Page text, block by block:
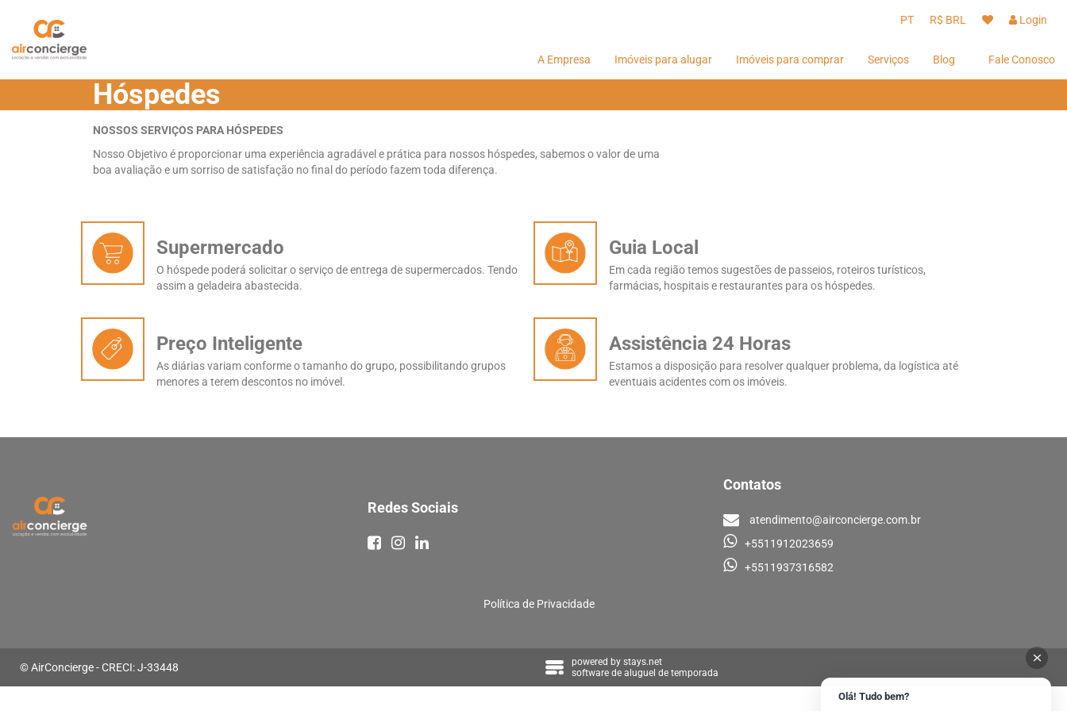
PT R$ BRL Login
A Empresa Imóveis para alugar Imóveis para comprar Serviços
Proprietários
Blog
Proprietários
Fale Conosco
Hóspedes
NOSSOS SERVIÇOS PARA HÓSPEDES
Nosso Objetivo é proporcionar uma experiência agradável e prática para nossos hóspedes, sabemos o valor de uma
boa avaliação e um sorriso de satisfação no final do período fazem toda diferença.
Supermercado
O hóspede poderá solicitar o serviço de entrega de supermercados. Tendo
assim a geladeira abastecida.
Guia Local
Em cada região temos sugestões de passeios, roteiros turísticos,
farmácias, hospitais e restaurantes para os hóspedes.
Preço Inteligente
As diárias variam conforme o tamanho do grupo, possibilitando grupos
menores a terem descontos no imóvel.
Assistência 24 Horas
Estamos a disposição para resolver qualquer problema, da logística até
eventuais acidentes com os imóveis.
Redes Sociais
Contatos
atendimento@airconcierge.com.br
+5511912023659
+5511937316582
Política de Privacidade
© AirConcierge - CRECI: J-33448 powered by stays.net
software de aluguel de temporada
Olá! Tudo bem?